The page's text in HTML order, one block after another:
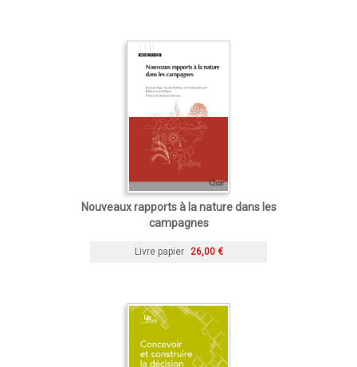
Nouveaux rapports à la nature dans les
campagnes
Livre papier 26,00 €